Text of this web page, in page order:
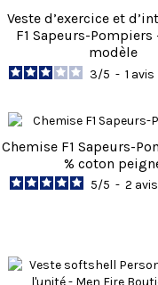
Veste d’exercice et
F1 Sapeurs-Pompiers
modèle
3/5 - 1 avis
Chemise F1 Sapeurs-
% coton
5/5 - 2 avis